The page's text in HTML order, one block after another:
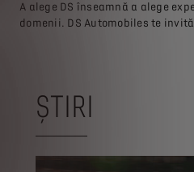
A alege DS înseamnă a alege
domenii. DS Automobiles te
ȘTIRI